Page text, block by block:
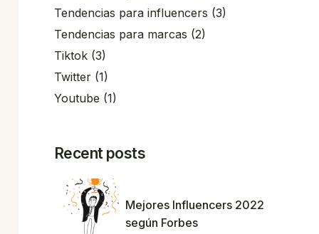
Tendencias para influencers (3)
Tendencias para marcas (2)
Tiktok (3)
Twitter (1)
Youtube (1)
Recent posts
Mejores Influencers 2022
según Forbes